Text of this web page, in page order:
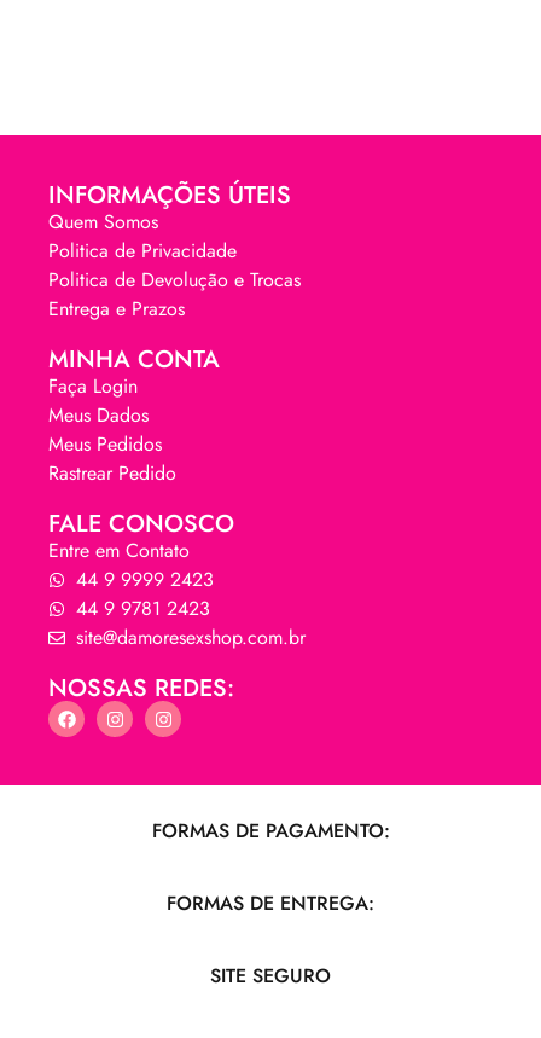
INFORMAÇÕES ÚTEIS
Quem Somos
Politica de Privacidade
Politica de Devolução e Trocas
Entrega e Prazos
MINHA CONTA
Faça Login
Meus Dados
Meus Pedidos
Rastrear Pedido
FALE CONOSCO
Entre em Contato
44 9 9999 2423
44 9 9781 2423
site@damoresexshop.com.br
NOSSAS REDES:
FORMAS DE PAGAMENTO:
FORMAS DE ENTREGA:
SITE SEGURO